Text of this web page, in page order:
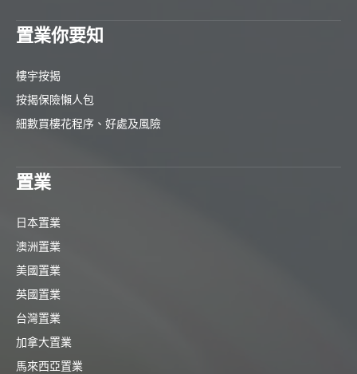
置業你要知
樓宇按揭
按揭保險懶人包
細數買樓花程序、好處及風險
置業
日本置業
澳洲置業
美國置業
英國置業
台灣置業
加拿大置業
馬來西亞置業